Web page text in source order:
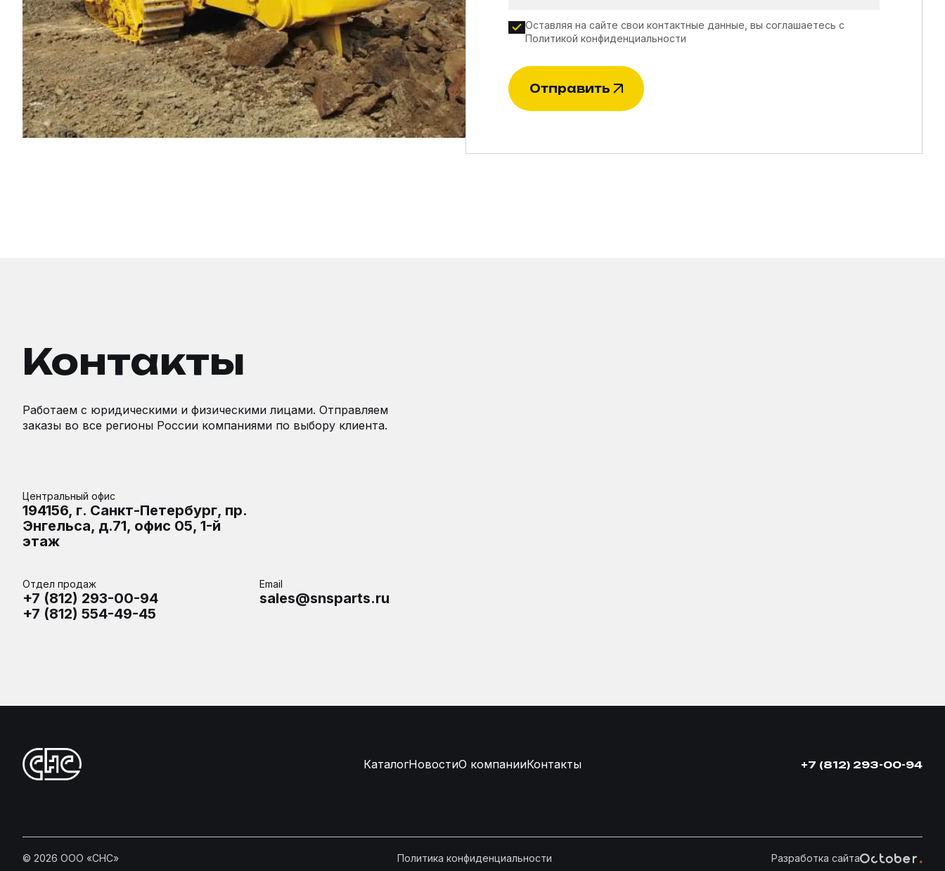
Оставляя на сайте свои контактные данные, вы соглашаетесь с
Политикой конфиденциальности
Отправить
Контакты
Работаем с юридическими и физическими лицами. Отправляем
заказы во все регионы России компаниями по выбору клиента.
Центральный офис
194156, г. Санкт-Петербург, пр.
Энгельса, д.71, офис 05, 1-й
этаж
Отдел продаж
+7 (812) 293-00-94
+7 (812) 554-49-45
Email
sales@snsparts.ru
КаталогНовостиО компанииКонтакты +7 (812) 293-00-94
© 2026 ООО «СНС» Политика конфиденциальности Разработка сайта